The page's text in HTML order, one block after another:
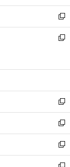
開
く
ウ
で
開
く
ン
ド
ウ
で
ウ
ィ
ン
ド
開
新
し
い
ン
ウ
で
開
く
新
ウ
ン
ド
ウ
で
開
く
新
し
い
ウ
ィ
ン
新
し
い
ウ
新
し